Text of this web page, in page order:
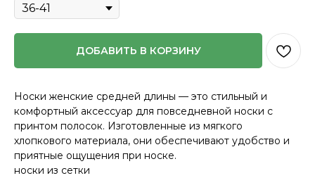
ДОБАВИТЬ В КОРЗИНУ
Носки женские средней длины — это стильный и
комфортный аксессуар для повседневной носки с
принтом полосок. Изготовленные из мягкого
хлопкового материала, они обеспечивают удобство и
приятные ощущения при носке.
носки из сетки